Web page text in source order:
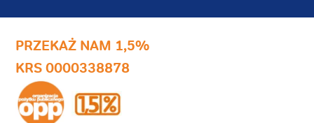
PRZEKAŻ NAM 1,5%
KRS 0000338878